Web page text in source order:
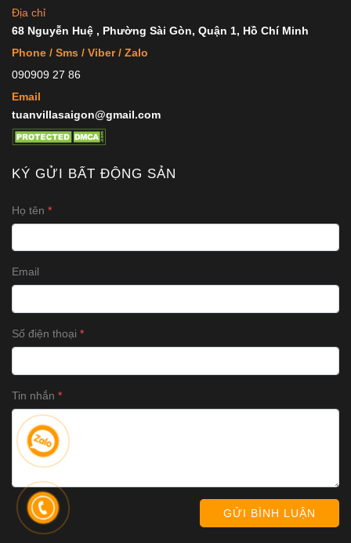
Địa chỉ
68 Nguyễn Huệ , Phường Sài Gòn, Quận 1, Hồ Chí Minh
Phone / Sms / Viber / Zalo
090909 27 86
Email
tuanvillasaigon@gmail.com
KÝ GỬI BẤT ĐỘNG SẢN
Họ tên
Email
Số điện thoại
Tin nhắn
GỬI BÌNH LUẬN